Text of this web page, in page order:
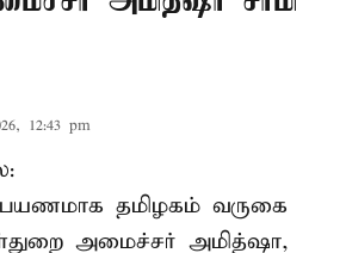
12:43 pm
தமிழகம் வருகை
அமைச்சர் அமித்ஷா,